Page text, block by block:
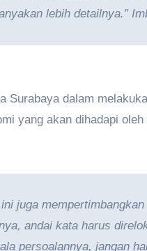
lebih detailnya.”
Surabaya dalam
yang akan dihadapi oleh
juga
andai kata harus
persoalannya, jangan